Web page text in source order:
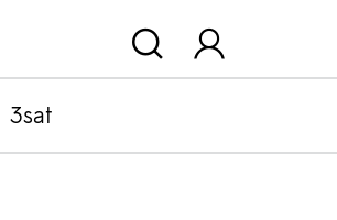
3sat